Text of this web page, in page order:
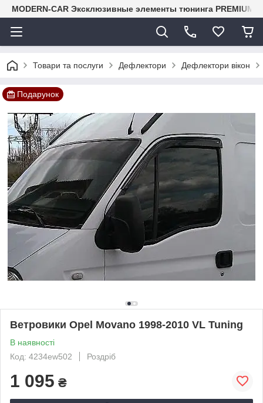
MODERN-CAR Эксклюзивные элементы тюнинга PREMIUM-
Товари та послуги Дефлектори Дефлектори вікон
Подарунок
Ветровики Opel Movano 1998-2010 VL Tuning
В наявності
Код: 4234ew502
Роздріб
1 095 ₴